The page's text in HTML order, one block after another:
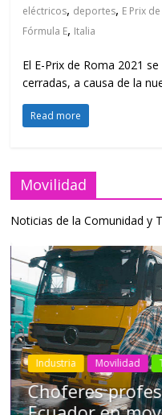
eléctricos, deportes, E Prix
Fórmula E, Italia
El E-Prix de Roma 2021
cerradas, a causa de la
Read more
Movilidad
Noticias de la Comunidad y
Industria Movilidad
Choferes